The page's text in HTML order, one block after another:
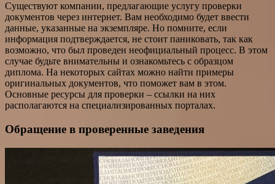
Существуют компании, предлагающие услугу проверки
документов через интернет. Вам необходимо будет ввести
данные, указанные на экземпляре. Но помните, если
информация подтверждается, не стоит паниковать, так как
возможно, что был проведен неофициальный процесс. В этом
случае будьте внимательны и ознакомьтесь с образцом
диплома. На некоторых сайтах можно найти примеры
оригинальных документов, что поможет вам в этом.
Основные ресурсы для проверки – ссылки на них
располагаются на специализированных порталах.
Обращение в проверенные заведения